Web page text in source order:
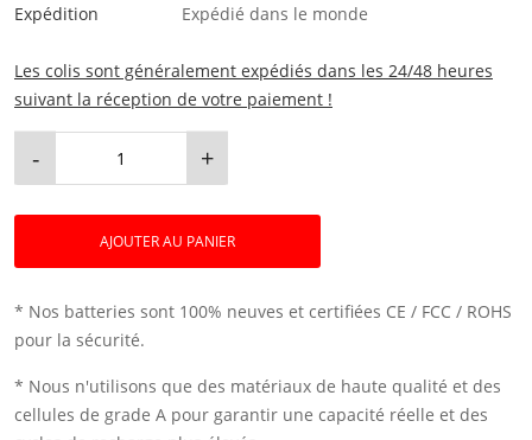
Expédition
Expédié dans le monde
Les colis sont généralement expédiés dans les 24/48 heures
suivant la réception de votre paiement !
- +
AJOUTER AU PANIER
* Nos batteries sont 100% neuves et certifiées CE / FCC / ROHS
pour la sécurité.
* Nous n'utilisons que des matériaux de haute qualité et des
cellules de grade A pour garantir une capacité réelle et des